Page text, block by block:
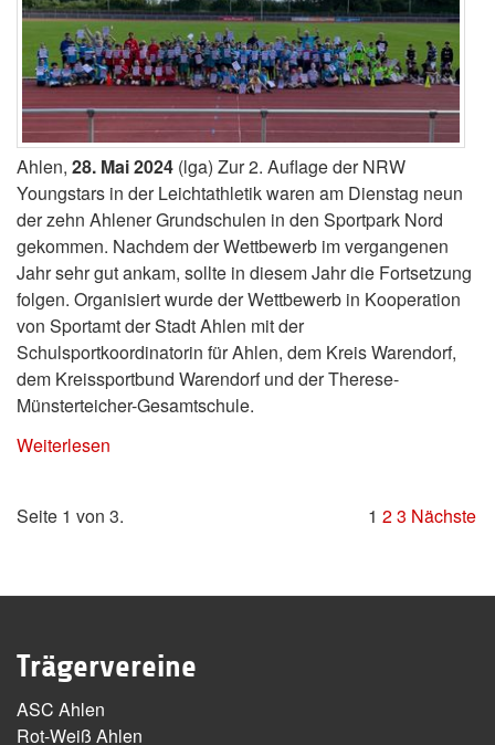
Ahlen, 28. Mai 2024 (lga) Zur 2. Auflage der NRW
Youngstars in der Leichtathletik waren am Dienstag neun
der zehn Ahlener Grundschulen in den Sportpark Nord
gekommen. Nachdem der Wettbewerb im vergangenen
Jahr sehr gut ankam, sollte in diesem Jahr die Fortsetzung
folgen. Organisiert wurde der Wettbewerb in Kooperation
von Sportamt der Stadt Ahlen mit der
Schulsportkoordinatorin für Ahlen, dem Kreis Warendorf,
dem Kreissportbund Warendorf und der Therese-
Münsterteicher-Gesamtschule.
Weiterlesen
Seite 1 von 3. 1 23 Nächste
Trägervereine
ASC Ahlen
Rot-Weiß Ahlen